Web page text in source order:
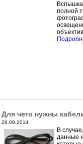
полной
Для чего нужны
26.09.2014
В
данные